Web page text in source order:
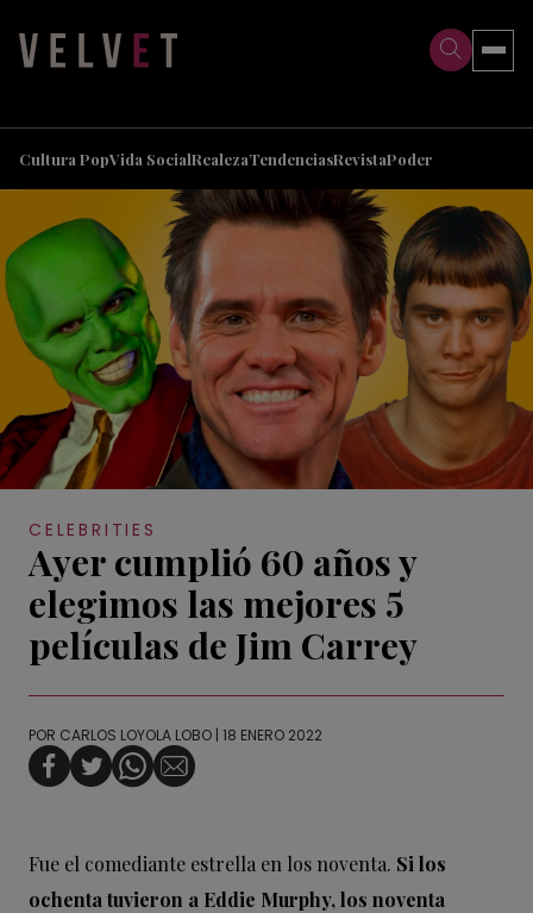
Cultura PopVida SocialRealezaTendenciasRevistaPoder
CELEBRITIES
Ayer cumplió 60 años y
elegimos las mejores 5
películas de Jim Carrey
POR CARLOS LOYOLA LOBO | 18 ENERO 2022
Fue el comediante estrella en los noventa. Si los
ochenta tuvieron a Eddie Murphy, los noventa